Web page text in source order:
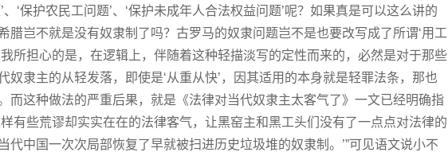
、‘保护农民工问题’、‘保护未成年人合法权益问题’呢？如果真是可以这么讲的
腊岂不就是没有奴隶制了吗？古罗马的奴隶问题岂不是也要改写成了所谓‘用工
我所担心的是，在逻辑上，伴随着这种轻描淡写的定性而来的，必然是对于那些
奴隶主的从轻发落，即使是‘从重从快’，因其适用的本身就是轻罪法条，那也
而这种做法的严重后果，就是《法律对当代奴隶主太客气了》一文已经明确指
样有些荒谬却实实在在的法律客气，让黑窑主和黑工头们没有了一点点对法律的
代中国一次次局部恢复了早就被扫进历史垃圾堆的奴隶制。’”可见语文说小不